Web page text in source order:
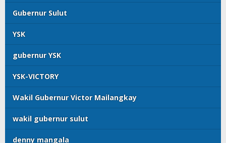
Gubernur Sulut
YSK
gubernur YSK
YSK-VICTORY
Wakil Gubernur Victor Mailangkay
wakil gubernur sulut
denny mangala